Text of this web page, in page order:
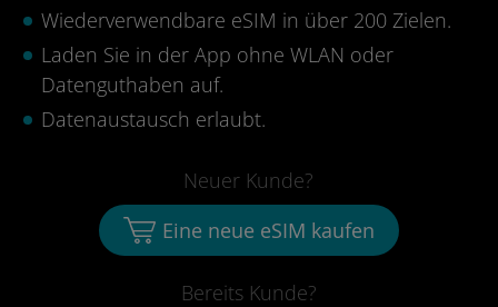
Wiederverwendbare eSIM in über 200 Zielen.
Laden Sie in der App ohne WLAN oder
Datenguthaben auf.
Datenaustausch erlaubt.
Bereits Kunde?
Neuer Kunde?
Eine neue eSIM kaufen